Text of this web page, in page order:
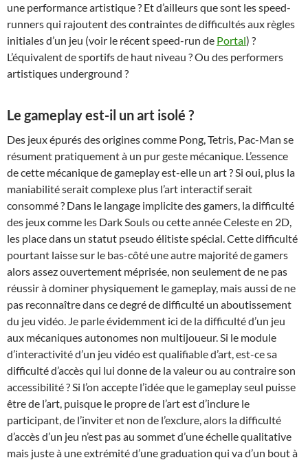
une performance artistique ? Et d’ailleurs que sont les speed-
runners qui rajoutent des contraintes de difficultés aux règles
initiales d’un jeu (voir le récent speed-run de Portal) ?
L’équivalent de sportifs de haut niveau ? Ou des performers
artistiques underground ?
Le gameplay est-il un art isolé ?
Des jeux épurés des origines comme Pong, Tetris, Pac-Man se
résument pratiquement à un pur geste mécanique. L’essence
de cette mécanique de gameplay est-elle un art ? Si oui, plus la
maniabilité serait complexe plus l’art interactif serait
consommé ? Dans le langage implicite des gamers, la difficulté
des jeux comme les Dark Souls ou cette année Celeste en 2D,
les place dans un statut pseudo élitiste spécial. Cette difficulté
pourtant laisse sur le bas-côté une autre majorité de gamers
alors assez ouvertement méprisée, non seulement de ne pas
réussir à dominer physiquement le gameplay, mais aussi de ne
pas reconnaître dans ce degré de difficulté un aboutissement
du jeu vidéo. Je parle évidemment ici de la difficulté d’un jeu
aux mécaniques autonomes non multijoueur. Si le module
d’interactivité d’un jeu vidéo est qualifiable d’art, est-ce sa
difficulté d’accès qui lui donne de la valeur ou au contraire son
accessibilité ? Si l’on accepte l’idée que le gameplay seul puisse
être de l’art, puisque le propre de l’art est d’inclure le
participant, de l’inviter et non de l’exclure, alors la difficulté
d’accès d’un jeu n’est pas au sommet d’une échelle qualitative
mais juste à une extrémité d’une graduation qui va d’un bout à